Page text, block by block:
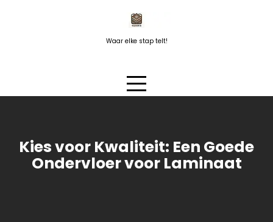
Waar elke stap telt!
Kies voor Kwaliteit: Een Goede
Ondervloer voor Laminaat